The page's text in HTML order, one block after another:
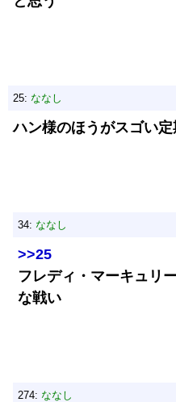
25: ななし
ハン様のほうがスゴい定
34: ななし
>>25
フレディ・マーキュリ
な戦い
274: ななし